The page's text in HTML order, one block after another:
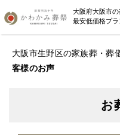
大阪府大阪市
最安低価格プ
大阪市生野区の家族葬・葬
客様のお声
お